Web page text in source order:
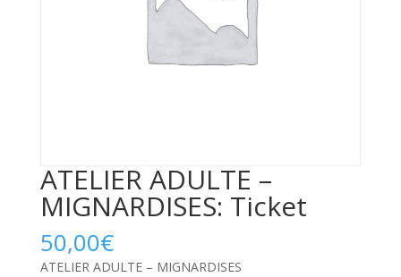
ATELIER ADULTE –
MIGNARDISES: Ticket
50,00€
ATELIER ADULTE – MIGNARDISES